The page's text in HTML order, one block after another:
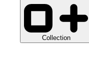
Collection